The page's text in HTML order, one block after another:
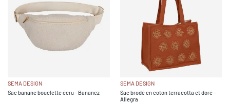
SEMA DESIGN
Sac banane bouclette écru - Bananez
SEMA DESIGN
Sac brodé en coton terracotta et doré -
Allegra